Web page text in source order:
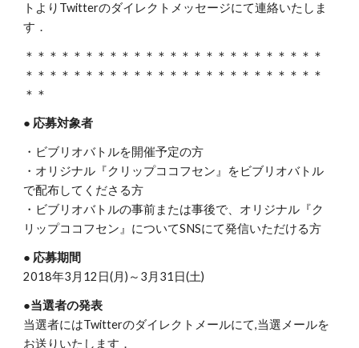
トよりTwitterのダイレクトメッセージにて連絡いたしま
す．
＊＊＊＊＊＊＊＊＊＊＊＊＊＊＊＊＊＊＊＊＊＊＊＊＊
＊＊＊＊＊＊＊＊＊＊＊＊＊＊＊＊＊＊＊＊＊＊＊＊＊
＊＊
● 応募対象者
・ビブリオバトルを開催予定の方
・オリジナル『クリップココフセン』をビブリオバトル
で配布してくださる方
・ビブリオバトルの事前または事後で、オリジナル『ク
リップココフセン』についてSNSにて発信いただける方
● 応募期間
2018年3月12日(月)～3月31日(土)
●当選者の発表
当選者にはTwitterのダイレクトメールにて,当選メールを
お送りいたします．